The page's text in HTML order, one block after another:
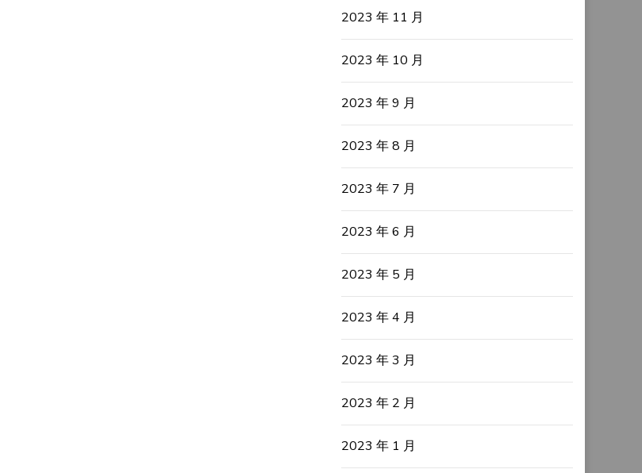
2023 年 11 月
2023 年 10 月
2023 年 9 月
2023 年 8 月
2023 年 7 月
2023 年 6 月
2023 年 5 月
2023 年 4 月
2023 年 3 月
2023 年 2 月
2023 年 1 月